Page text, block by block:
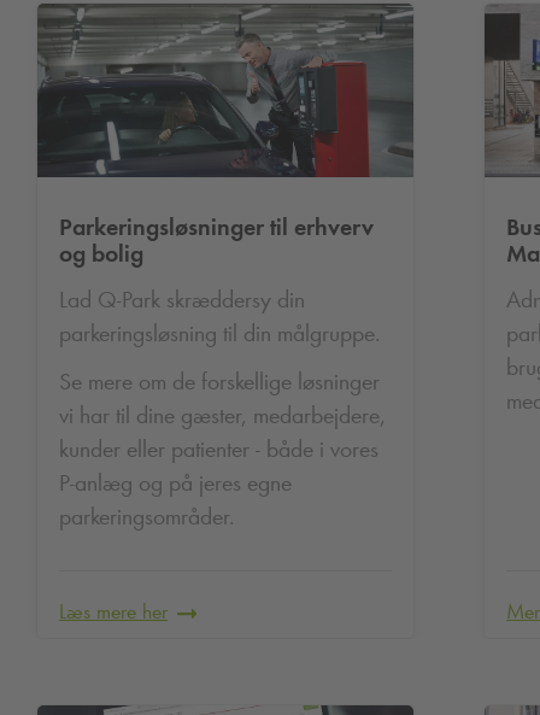
Parkeringsløsninger til erhverv
og bolig
Lad Q-Park skræddersy din
parkeringsløsning til din målgruppe.
Se mere om de forskellige løsninger
vi har til dine gæster, medarbejdere,
kunder eller patienter - både i vores
P-anlæg og på jeres egne
parkeringsområder.
Læs mere her